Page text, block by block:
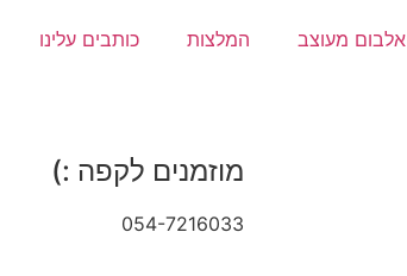
אלבום מעוצב המלצות כותבים עלינו
מוזמנים לקפה :)
054-7216033